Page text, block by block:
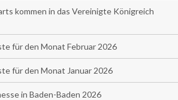
kommen in das Vereinigte Königreich
für den Monat Februar 2026
für den Monat Januar 2026
in Baden-Baden 2026